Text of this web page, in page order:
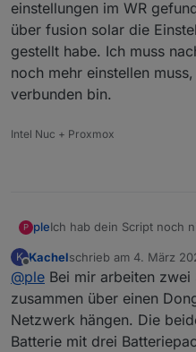
einstellungen im WR
über fusion solar die
gestellt habe. Ich muss
noch mehr einstellen
verbunden bin.
Intel Nuc + Proxmox
P pleIch hab dein Script noch
ich ich es mit den
Bei mir werkelt ein
der ist per Kabel
Aktuell melden der
Ich bin mir aber auch
einstellungen im WR
über fusion solar die
habe. Ich muss nachher
K
Offline
Kachelschrieb am 4. März
zuletzt editiert von
@ple Bei mir arbeiten
zusammen über einen
Netzwerk hängen. Die
Batterie mit drei